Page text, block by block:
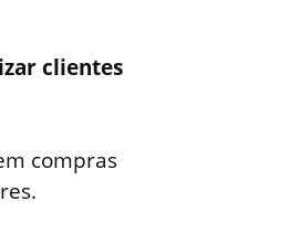
clientes
compras